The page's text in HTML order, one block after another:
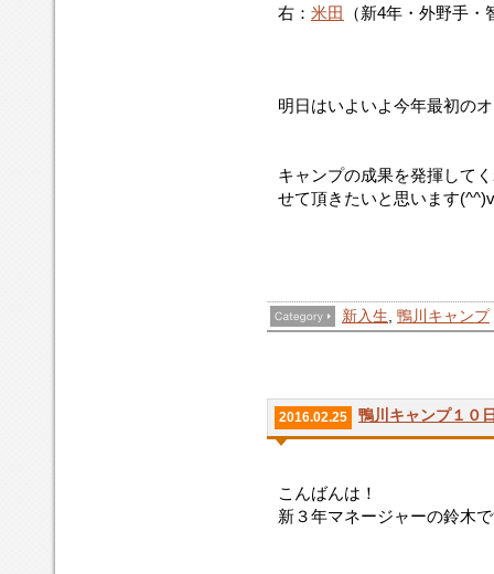
右： 米田 （新4年・外野手・
明日はいよいよ今年最初の
キャンプの成果を発揮して
せて頂きたいと思います(^^)v
新入生, 鴨川キャンプ
2016.02.25 鴨川キャンプ１０
こんばんは！
新３年マネージャーの鈴木